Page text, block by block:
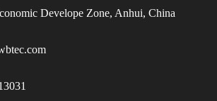
Develope Zone, Anhui, China